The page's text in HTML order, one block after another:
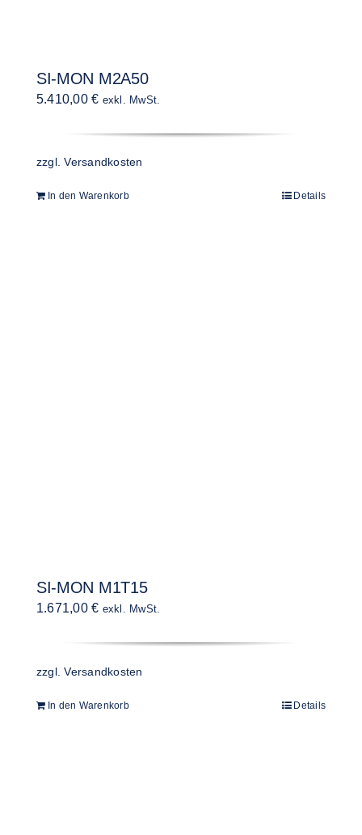
SI-MON M2A50
5.410,00€ exkl. MwSt.
zzgl.Versandkosten
In den Warenkorb Details
SI-MON M1T15
1.671,00€ exkl. MwSt.
zzgl.Versandkosten
In den Warenkorb Details